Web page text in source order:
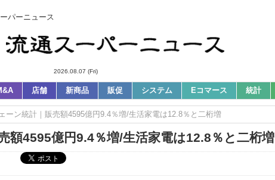
パーニュース
2026.08.07 (Fri)
店舗 新商品 販促 システム Eコマース 統計
ーン統計｜販売額4595億円9.4％増/生活家電は12.8％と二桁増
額4595億円9.4％増/生活家電は12.8％と二桁増